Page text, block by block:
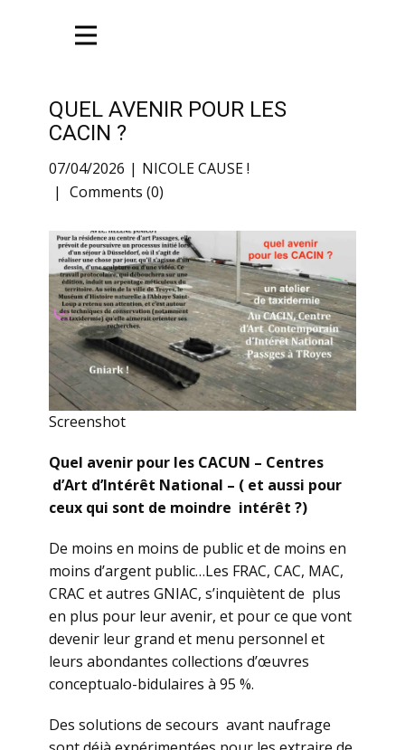
QUEL AVENIR POUR LES
CACIN ?
07/04/2026
NICOLE CAUSE !
Comments (0)
Screenshot
Quel avenir pour les CACUN – Centres
d’Art d’Intérêt National – ( et aussi pour
ceux qui sont de moindre intérêt ?)
De moins en moins de public et de moins en
moins d’argent public…Les FRAC, CAC, MAC,
CRAC et autres GNIAC, s’inquiètent de plus
en plus pour leur avenir, et pour ce que vont
devenir leur grand et menu personnel et
leurs abondantes collections d’œuvres
conceptualo-bidulaires à 95 %.
Des solutions de secours avant naufrage